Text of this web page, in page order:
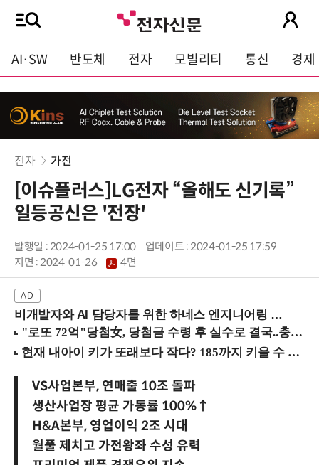
AI·SW 반도체 전자 모빌리티 통신 경제
전자 가전
[이슈플러스]LG전자 “올해도 신기록”
일등공신은 '전장'
발행일 : 2024-01-25 17:00
업데이트 : 2024-01-25 17:59
지면 :2024-01-26 4면
비개발자와 AI 담당자를 위한 하네스 엔지니어링 입문과정 (8/20 신논현역)
VS사업본부, 연매출 10조 돌파
생산사업장 평균 가동률 100%↑
H&A본부, 영업이익 2조 시대
월풀 제치고 가전왕좌 수성 유력